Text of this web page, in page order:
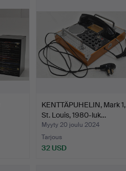
KENTTÄPUHELIN, Mark 1,
St. Louis, 1980-luk…
Myyty 20 joulu 2024
Tarjous
32 USD